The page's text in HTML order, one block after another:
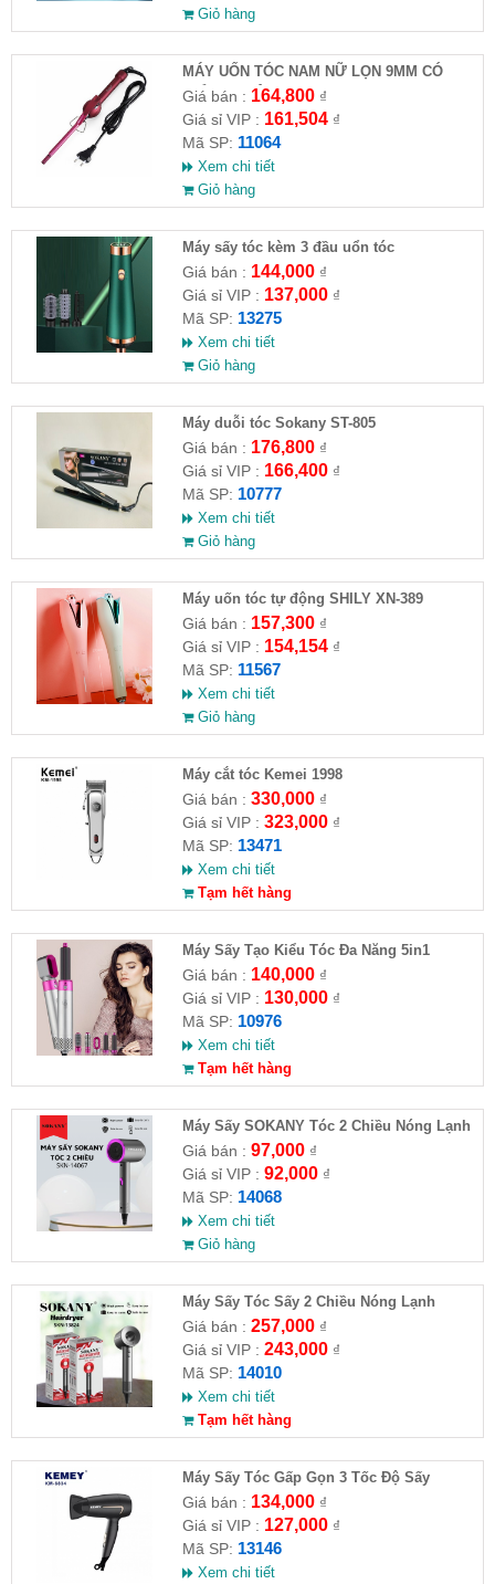
Giỏ hàng
MÁY UỐN TÓC NAM NỮ LỌN 9MM CÓ
CHỈNH NHIỆT KEMEI - 1023
Giá bán : 164,800₫
Giá sỉ VIP : 161,504₫
Mã SP: 11064
Xem chi tiết
Giỏ hàng
Máy sấy tóc kèm 3 đầu uổn tóc
Giá bán : 144,000₫
Giá sỉ VIP : 137,000₫
Mã SP: 13275
Xem chi tiết
Giỏ hàng
Máy duỗi tóc Sokany ST-805
Giá bán : 176,800₫
Giá sỉ VIP : 166,400₫
Mã SP: 10777
Xem chi tiết
Giỏ hàng
Máy uốn tóc tự động SHILY XN-389
Giá bán : 157,300₫
Giá sỉ VIP : 154,154₫
Mã SP: 11567
Xem chi tiết
Giỏ hàng
Máy cắt tóc Kemei 1998
Giá bán : 330,000₫
Giá sỉ VIP : 323,000₫
Mã SP: 13471
Xem chi tiết
Tạm hết hàng
Máy Sấy Tạo Kiểu Tóc Đa Năng 5in1
Giá bán : 140,000₫
Giá sỉ VIP : 130,000₫
Mã SP: 10976
Xem chi tiết
Tạm hết hàng
Máy Sấy SOKANY Tóc 2 Chiều Nóng Lạnh
800W SKN-14068
Giá bán : 97,000₫
Giá sỉ VIP : 92,000₫
Mã SP: 14068
Xem chi tiết
Giỏ hàng
Máy Sấy Tóc Sấy 2 Chiều Nóng Lạnh
SOKANY SKN-14010
Giá bán : 257,000₫
Giá sỉ VIP : 243,000₫
Mã SP: 14010
Xem chi tiết
Tạm hết hàng
Máy Sấy Tóc Gấp Gọn 3 Tốc Độ Sấy
Kemey KM 6834
Giá bán : 134,000₫
Giá sỉ VIP : 127,000₫
Mã SP: 13146
Xem chi tiết